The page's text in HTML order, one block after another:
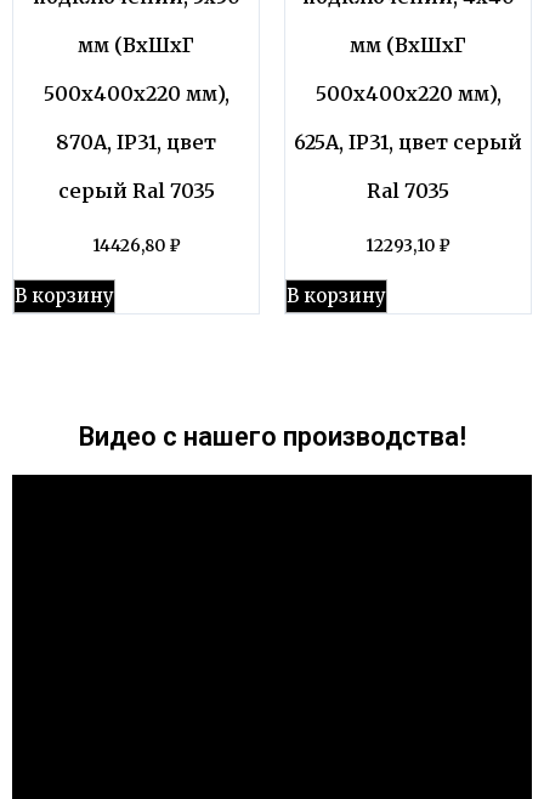
мм (ВхШхГ
500х400х220 мм),
870А, IP31, цвет
серый Ral 7035
14426,80 ₽
В корзину
мм (ВхШхГ
500х400х220 мм),
625А, IP31, цвет серый
Ral 7035
12293,10 ₽
В корзину
Видео с нашего производства!